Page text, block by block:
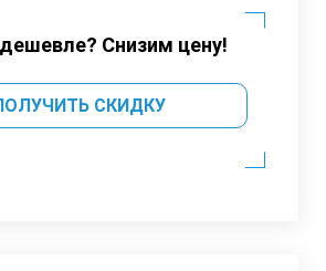
Снизим цену!
СКИДКУ